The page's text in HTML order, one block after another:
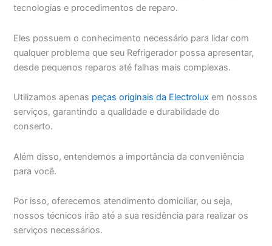
tecnologias e procedimentos de reparo.
Eles possuem o conhecimento necessário para lidar com
qualquer problema que seu Refrigerador possa apresentar,
desde pequenos reparos até falhas mais complexas.
Utilizamos apenas peças originais da Electrolux em nossos
serviços, garantindo a qualidade e durabilidade do
conserto.
Além disso, entendemos a importância da conveniência
para você.
Por isso, oferecemos atendimento domiciliar, ou seja,
nossos técnicos irão até a sua residência para realizar os
serviços necessários.